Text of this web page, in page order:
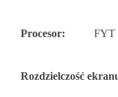
Procesor: FYT
Rozdzielczość